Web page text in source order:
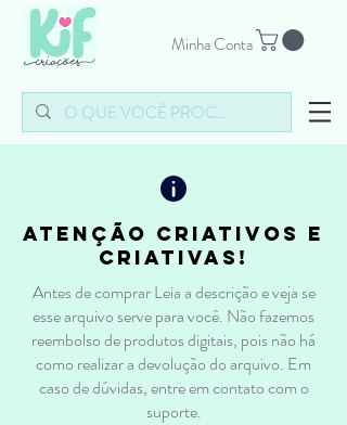
Minha Conta
atenção criativos e
criativas!
Antes de comprar Leia a descrição e veja se
esse arquivo serve para você. Não fazemos
reembolso de produtos digitais, pois não há
como realizar a devolução do arquivo. Em
caso de dúvidas, entre em contato com o
suporte.